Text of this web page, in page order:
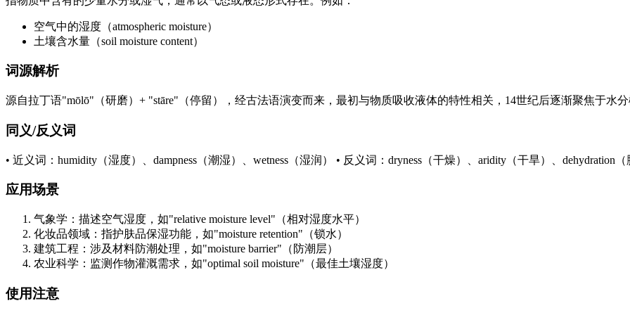
空气中的湿度（atmospheric moisture）
土壤含水量（soil moisture content）
词源解析
源自拉丁语"mōlō"（研磨）+ "stāre"（停留），经古法语演变而来，最初与物质吸收液体的特性相关，14世纪后逐渐聚焦于水分
同义/反义词
• 近义词：humidity（湿度）、dampness（潮湿）、wetness（湿润） • 反义词：dryness（干燥）、aridity（干旱）、dehydration（
应用场景
气象学：描述空气湿度，如"relative moisture level"（相对湿度水平）
化妆品领域：指护肤品保湿功能，如"moisture retention"（锁水）
建筑工程：涉及材料防潮处理，如"moisture barrier"（防潮层）
农业科学：监测作物灌溉需求，如"optimal soil moisture"（最佳土壤湿度）
使用注意